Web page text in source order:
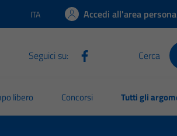
Lingua attiva:
ITA Accedi all'area
Seguici su: Cerca
libero Concorsi Tutti gli